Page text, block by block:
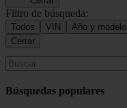
Filtro de búsqueda:
Todos VIN
Año y modelo
Cerrar
Búsquedas populares